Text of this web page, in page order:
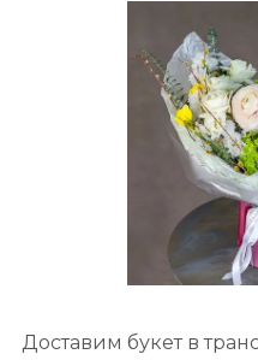
Доставим букет в